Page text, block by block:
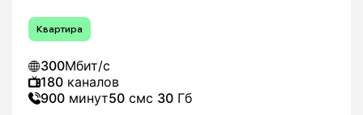
Квартира
300Мбит/с
180 каналов
900 минут50 смс 30 Гб